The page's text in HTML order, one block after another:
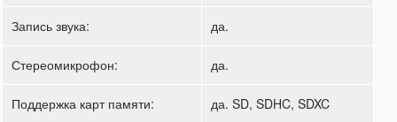
Запись звука: да.
Стереомикрофон: да.
Поддержка карт памяти: да. SD, SDHC, SDXC